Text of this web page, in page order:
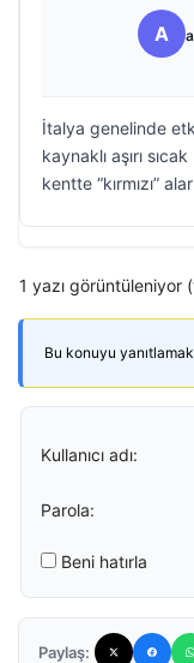
A
İtalya genelinde
kaynaklı aşırı
kentte “kırmızı”
1 yazı görüntüleniyor
Bu konuyu yanıtlamak
Kullanıcı adı:
Parola:
Beni hatırla
Paylaş: